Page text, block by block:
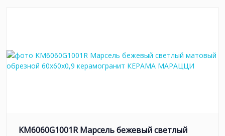
KM6060G1001R Марсель бежевый светлый